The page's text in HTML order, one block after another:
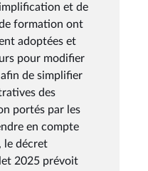
et de
formation ont
adoptées et
pour modifier
de simplifier
des
portés par les
en compte
le décret
2025 prévoit